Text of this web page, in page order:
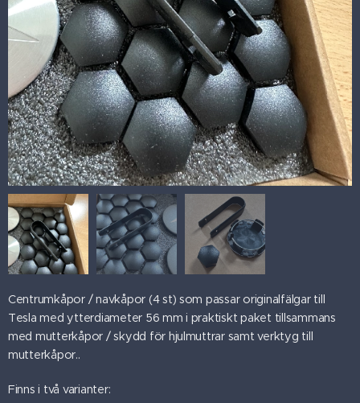
Centrumkåpor / navkåpor (4 st) som passar originalfälgar till
Tesla med ytterdiameter 56 mm i praktiskt paket tillsammans
med mutterkåpor / skydd för hjulmuttrar samt verktyg till
mutterkåpor..
Finns i två varianter: